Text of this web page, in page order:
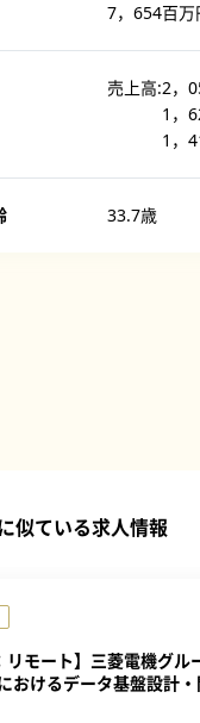
7，654百万
売上高:2，
1，624
1，411
33.7歳
似ている求人情報
リモート】三菱電機グル
おけるデータ基盤設計・